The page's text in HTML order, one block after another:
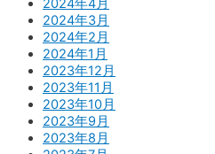
2024年4月
2024年3月
2024年2月
2024年1月
2023年12月
2023年11月
2023年10月
2023年9月
2023年8月